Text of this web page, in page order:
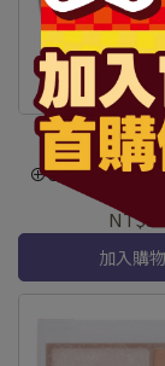
⊕Canmake水
NT$300
加入購